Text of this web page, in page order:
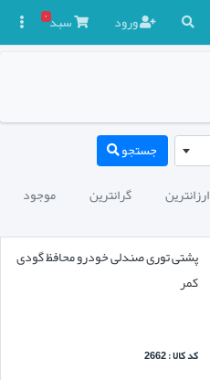
ورود سبد۰
جستجو
ارزانترین گرانترین موجود
پشتی توری صندلی خودرو محافظ گودی
کمر
کد کالا : 2662